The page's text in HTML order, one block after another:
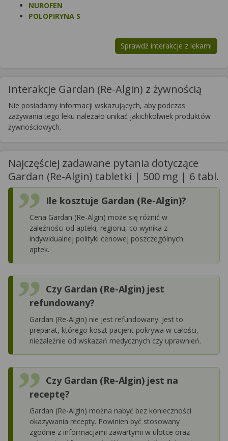
NUROFEN
POLOPIRYNA S
Sprawdź interakcje z lekami
Interakcje Gardan (Re-Algin) z żywnością
Nie posiadamy informacji wskazujących, aby podczas
zażywania tego leku należało unikać jakichkolwiek produktów
żywnościowych.
Najczęściej zadawane pytania dotyczące
Gardan (Re-Algin) tabletki | 500 mg | 6 tabl.
Ile kosztuje Gardan (Re-Algin)?
Cena Gardan (Re-Algin) może się różnić w
zależności od apteki, regionu, co wynika z
indywidualnej polityki cenowej poszczególnych
aptek.
Czy Gardan (Re-Algin) jest
refundowany?
Gardan (Re-Algin) nie jest refundowany. Jest to
preparat, którego koszt pacjent pokrywa w całości,
niezależnie od wskazań medycznych czy uprawnień.
Czy Gardan (Re-Algin) jest na
receptę?
Gardan (Re-Algin) można nabyć bez konieczności
okazywania recepty. Powinien być stosowany
zgodnie z informacjami zawartymi w ulotce oraz